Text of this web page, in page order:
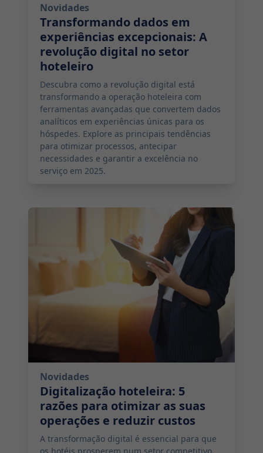
Novidades
Transformando dados em
experiências excepcionais: A
revolução digital no setor
hoteleiro
Descubra como a revolução digital está
transformando a operação hoteleira com
ferramentas avançadas que convertem dados
analíticos em experiências únicas para os
hóspedes. Explore as principais tendências
para otimizar processos, antecipar
necessidades e garantir a excelência no
serviço em 2025.
Novidades
Digitalização hoteleira: 5
razões para otimizar as suas
operações e reduzir custos
A transformação digital é essencial para que
os hotéis prosperem num setor competitivo.